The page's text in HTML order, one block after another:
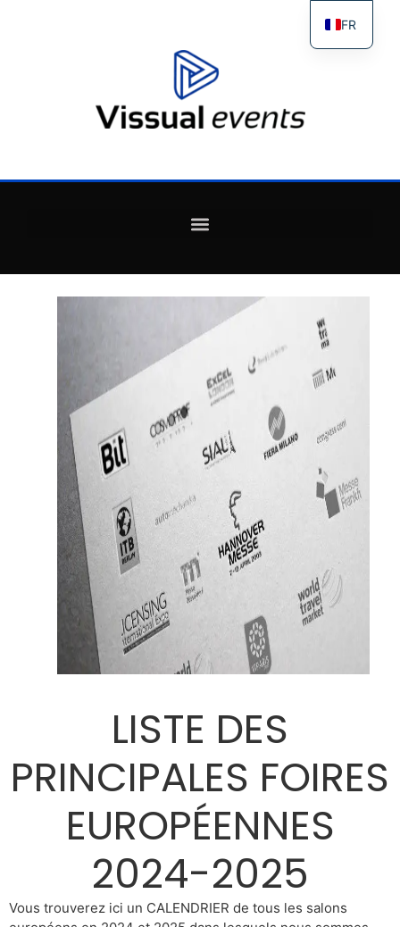
LISTE DES
PRINCIPALES FOIRES
EUROPÉENNES
2024-2025
Vous trouverez ici un CALENDRIER de tous les salons
FR
ES